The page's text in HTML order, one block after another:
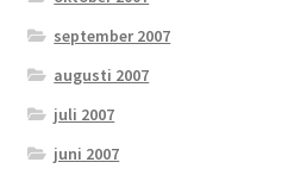
september 2007
augusti 2007
juli 2007
juni 2007